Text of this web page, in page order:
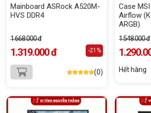
Mainboard ASRock A520M-
HVS DDR4
1.668.000 đ
1.319.000 đ -21%
(0)
Case
Airflow
ARGB)
1.548.000 đ
Hết hàng